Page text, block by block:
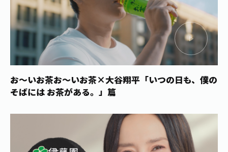
お～いお茶お〜いお茶×大谷翔平「いつの日も、僕の
そばには お茶がある。」篇